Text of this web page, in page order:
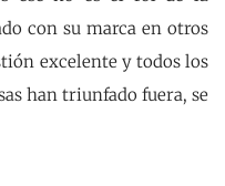
con su marca en otros
excelente y todos los
han triunfado fuera, se